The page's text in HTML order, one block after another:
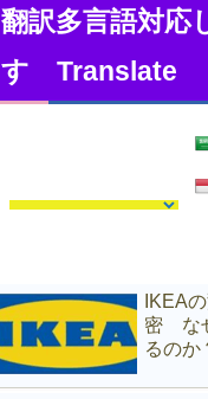
翻訳多言語対応
す Translate
IKEA
密 な
るのか